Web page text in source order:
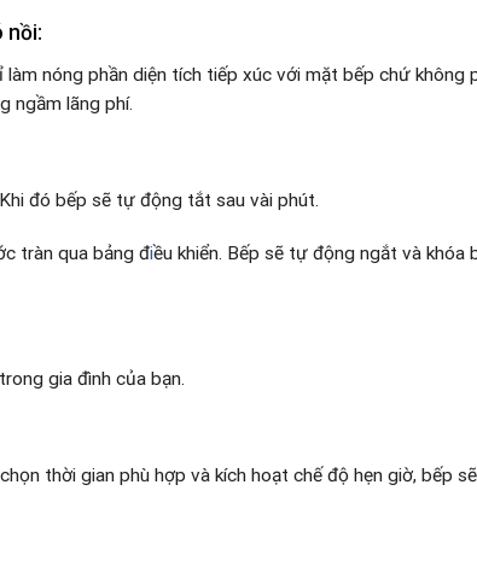
nồi:
nóng phần diện tích tiếp xúc với mặt bếp chứ không
ngầm lãng phí.
đó bếp sẽ tự động tắt sau vài phút.
tràn qua bảng điều khiển. Bếp sẽ tự động ngắt và khóa
gia đình của bạn.
thời gian phù hợp và kích hoạt chế độ hẹn giờ, bếp